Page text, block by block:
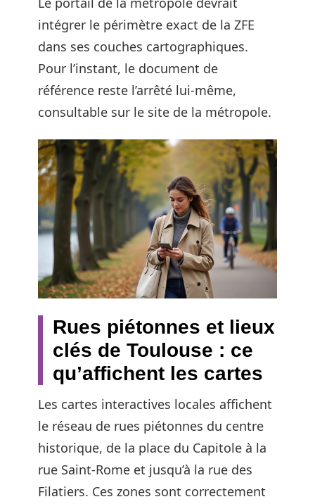
intégrer le périmètre exact de la ZFE
dans ses couches cartographiques.
Pour l’instant, le document de
référence reste l’arrêté lui-même,
consultable sur le site de la métropole.
Rues piétonnes et lieux
clés de Toulouse : ce
qu’affichent les cartes
Les cartes interactives locales affichent
le réseau de rues piétonnes du centre
historique, de la place du Capitole à la
rue Saint-Rome et jusqu’à la rue des
Filatiers. Ces zones sont correctement